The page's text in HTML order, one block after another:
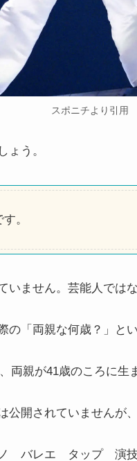
スポニチより引用
ょう。
。
ません。芸能人では
「両親な何歳？」と
両親が41歳のころに生
公開されていませんが
ノ バレエ タップ 演